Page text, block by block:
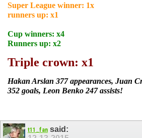
Super League winner: 1x
runners up: x1
Cup winners: x4
Runners up: x2
Triple crown: x1
Hakan Arslan 377 appearances, Juan
352 goals, Leon Benko 247 assists!
t11_fan said: